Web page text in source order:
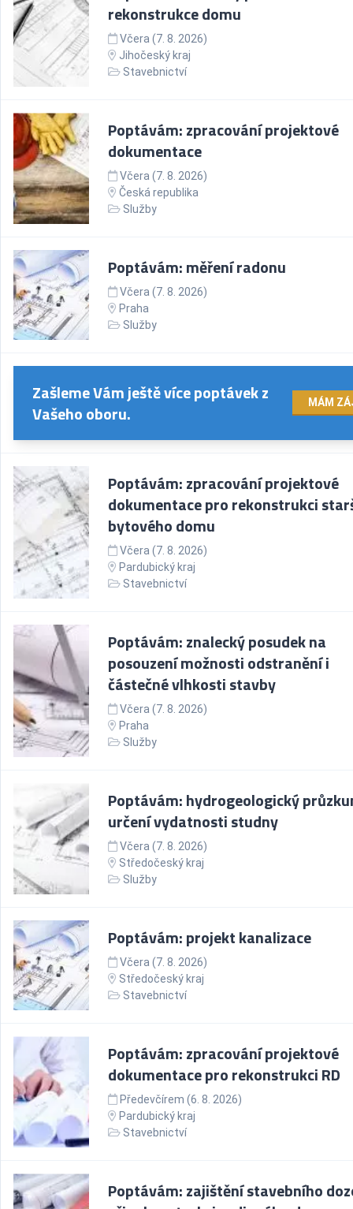
rekonstrukce domu
Včera (7. 8. 2026)
Jihočeský kraj
Stavebnictví
Poptávám: zpracování projektové
dokumentace
Včera (7. 8. 2026)
Česká republika
Služby
Poptávám: měření radonu
Včera (7. 8. 2026)
Praha
Služby
Zašleme Vám ještě více poptávek z
Vašeho oboru.
MÁM
Poptávám: zpracování projektové
dokumentace pro rekonstrukci
bytového domu
Včera (7. 8. 2026)
Pardubický kraj
Stavebnictví
Poptávám: znalecký posudek na
posouzení možnosti odstranění i
částečné vlhkosti stavby
Včera (7. 8. 2026)
Praha
Služby
Poptávám: hydrogeologický
určení vydatnosti studny
Včera (7. 8. 2026)
Středočeský kraj
Služby
Poptávám: projekt kanalizace
Včera (7. 8. 2026)
Středočeský kraj
Stavebnictví
Poptávám: zpracování projektové
dokumentace pro rekonstrukci RD
Předevčírem (6. 8. 2026)
Pardubický kraj
Stavebnictví
Poptávám: zajištění stavebního